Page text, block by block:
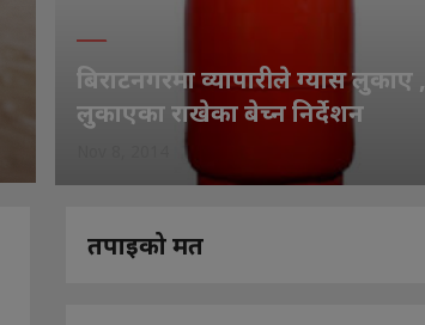
बिराटनगरमा व्यापारीले ग्यास लुकाए ,
लुकाएका राखेका बेच्न निर्देशन
तपाइको मत